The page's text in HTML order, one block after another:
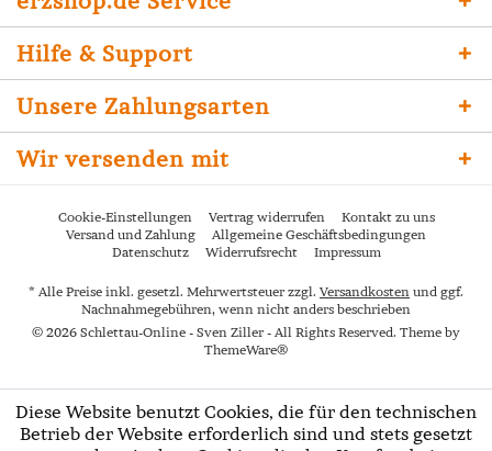
Hilfe & Support
Unsere Zahlungsarten
Wir versenden mit
Cookie-Einstellungen Vertrag widerrufen
Kontakt zu uns
Versand und Zahlung
Allgemeine Geschäftsbedingungen
Datenschutz
Widerrufsrecht Impressum
* Alle Preise inkl. gesetzl. Mehrwertsteuer zzgl. Versandkosten und ggf.
Nachnahmegebühren, wenn nicht anders beschrieben
© 2026 Schlettau-Online - Sven Ziller - All Rights Reserved. Theme by
ThemeWare®
Diese Website benutzt Cookies, die für den technischen
Betrieb der Website erforderlich sind und stets gesetzt